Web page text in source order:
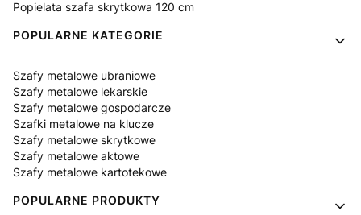
Popielata szafa skrytkowa 120 cm
POPULARNE KATEGORIE
Szafy metalowe ubraniowe
Szafy metalowe lekarskie
Szafy metalowe gospodarcze
Szafki metalowe na klucze
Szafy metalowe skrytkowe
Szafy metalowe aktowe
Szafy metalowe kartotekowe
POPULARNE PRODUKTY